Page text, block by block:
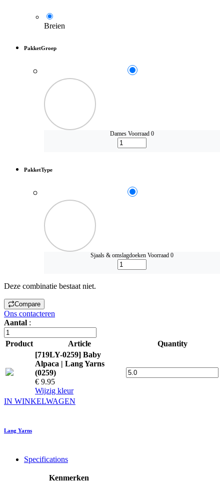
Breien
PakketGroep
Dames Voorraad 0
PakketType
Sjaals & omslagdoeken Voorraad 0
Deze combinatie bestaat niet.
Compare
Ons contacteren
Aantal :
Product Article
Quantity
[719LY-0259] Baby
Alpaca | Lang Yarns
(0259)
€ 9.95
Wijzig kleur
IN WINKELWAGEN
Lang Yarns
Specifications
Kenmerken